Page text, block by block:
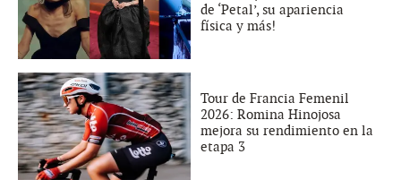
de ‘Petal’, su apariencia
física y más!
Tour de Francia Femenil
2026: Romina Hinojosa
mejora su rendimiento en la
etapa 3